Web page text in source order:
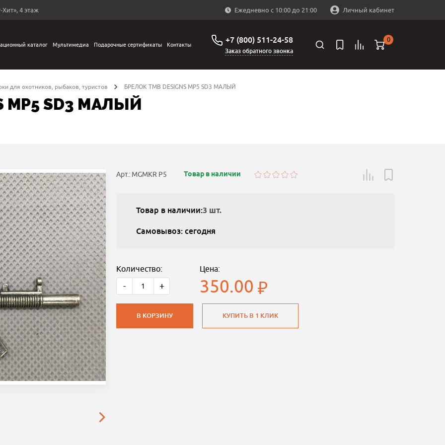
4 этаж Ежедневно с 10:00 до 21:00 Личный кабинет
каталог Мультимедиа Подарочные сертификаты Контакты +7 (800) 511-24-58
Заказ обратного звонка
0
для охотников, рыбаков, туристов БРЕЛОК TMB DESIGNS MP5 SD3 МАЛЫЙ
MP5 SD3 МАЛЫЙ
Арт.: MGMKR P5 Товар в наличии
Товар в наличии:3 шт.
Самовывоз: сегодня
Количество:
- +
Цена:
350.00
В КОРЗИНУ КУПИТЬ В 1 КЛИК